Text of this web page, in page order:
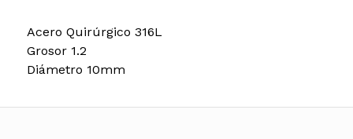
Acero Quirúrgico 316L
Grosor 1.2
Diámetro 10mm